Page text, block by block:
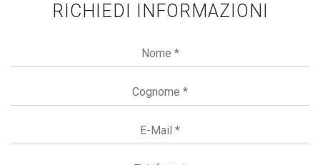
RICHIEDI INFORMAZIONI